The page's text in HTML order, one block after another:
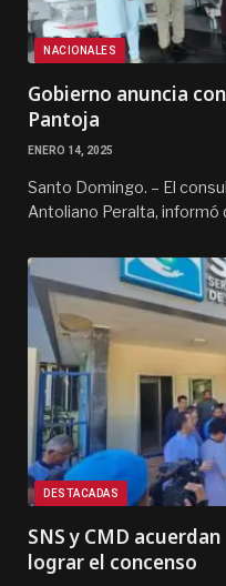
NACIONALES
Gobierno anuncia
Pantoja
ENERO 14, 2025
Santo Domingo. – El
Antoliano Peralta, informó
DESTACADAS
SNS y CMD
lograr el concenso